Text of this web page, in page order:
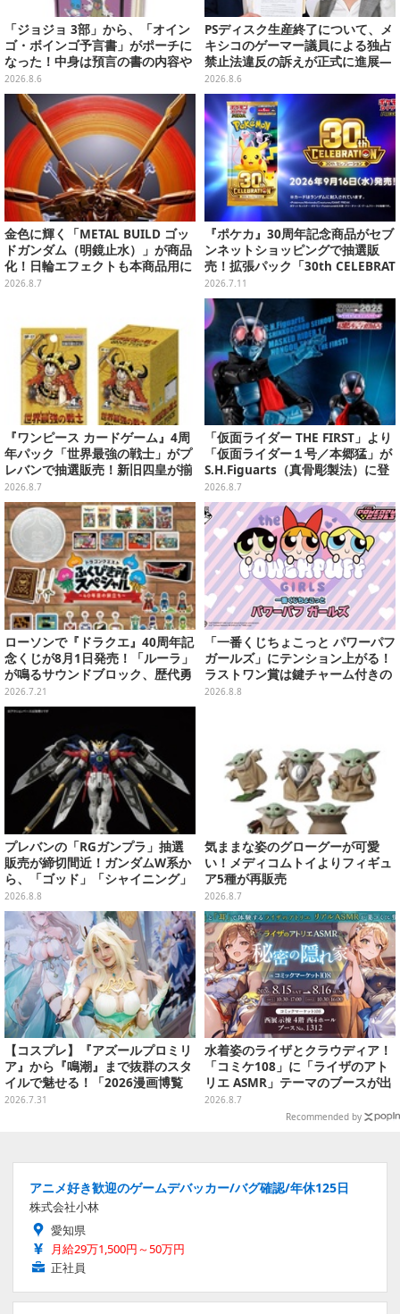
「ジョジョ 3部」から、「オイン
ゴ・ボインゴ予言書」がポーチに
なった！中身は預言の書の内容や
アニメ総柄デザインをプリント
2026.8.6
PSディスク生産終了について、メ
キシコのゲーマー議員による独占
禁止法違反の訴えが正式に進展―
「テクノロジーは自由を拡大する
ために役立つべき」
2026.8.6
金色に輝く「METAL BUILD ゴッ
ドガンダム（明鏡止水）」が商品
化！日輪エフェクトも本商品用に
刷新した豪華仕様
2026.8.7
『ポケカ』30周年記念商品がセブ
ンネットショッピングで抽選販
売！拡張パック「30th CELEBRAT
ION」と「エーフィ・ブラッキー
セット」が対象
2026.7.11
『ワンピース カードゲーム』4周
年パック「世界最強の戦士」がプ
レバンで抽選販売！新旧四皇が揃
い踏み、刃牙作者が描く「カイド
ウ」も
2026.8.7
「仮面ライダー THE FIRST」より
「仮面ライダー１号／本郷猛」が
S.H.Figuarts（真骨彫製法）に登
場！8月18日より予約受付開始
2026.8.7
ローソンで『ドラクエ』40周年記
念くじが8月1日発売！「ルーラ」
が鳴るサウンドブロック、歴代勇
者＆スライムのフィギュアなど、
シリーズを振り返る景品盛りだく
2026.7.21
「一番くじちょこっと パワーパフ
ガールズ」にテンション上がる！
ラストワン賞は鍵チャーム付きの
シール帳スペシャルセット
2026.8.8
プレバンの「RGガンプラ」抽選
販売が締切間近！ガンダムW系か
ら、「ゴッド」「シャイニング」
まで9商品
2026.8.8
気ままな姿のグローグーが可愛
い！メディコムトイよりフィギュ
ア5種が再販売
2026.8.7
【コスプレ】『アズールプロミリ
ア』から『鳴潮』まで抜群のスタ
イルで魅せる！「2026漫画博覧
会」百花繚乱の台湾美女12選【写
2026.7.31
水着姿のライザとクラウディア！
「コミケ108」に「ライザのアト
リエ ASMR」テーマのブースが出
展ーアクスタや限定“たる”ボイス
ASMRカードも
2026.8.7
Recommended by
アニメ好き歓迎のゲームデバッカー/バグ確認/年休125日
株式会社小林
愛知県
月給29万1,500円～50万円
正社員